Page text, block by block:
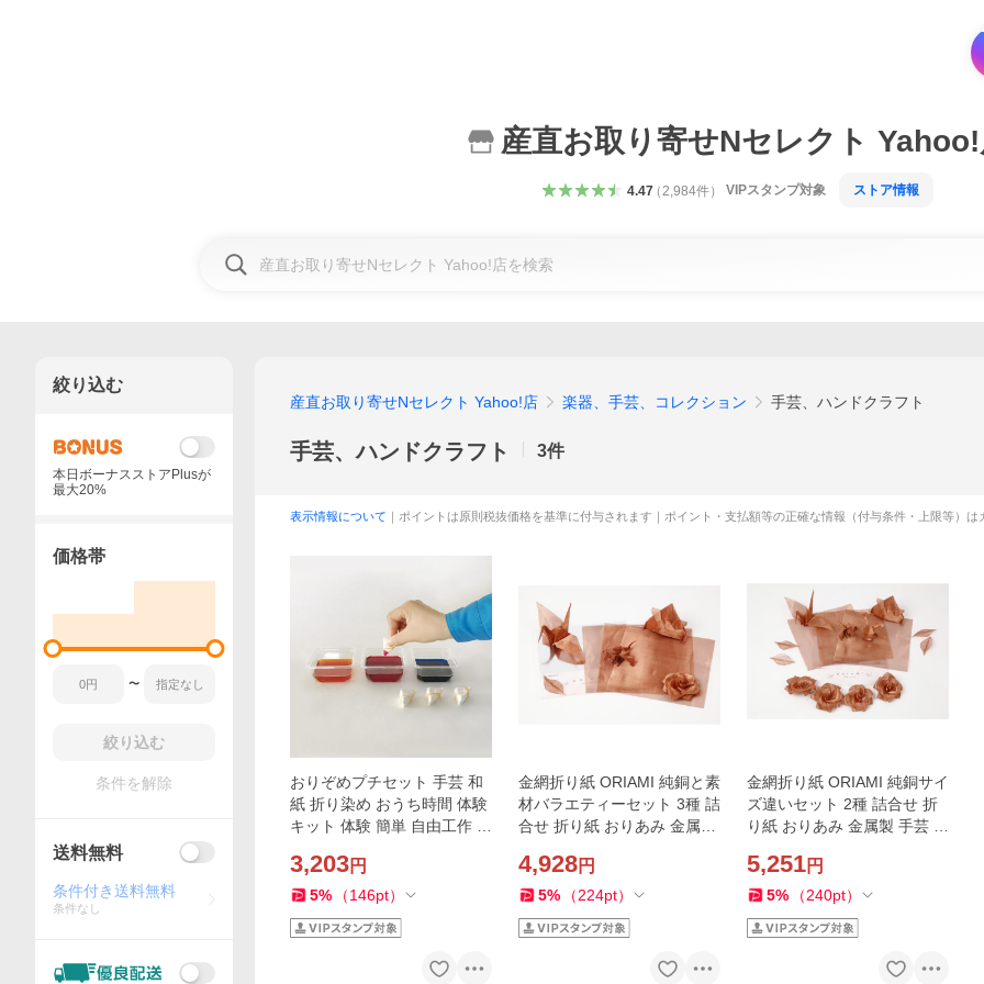
産直お取り寄せNセレクト
4.47（ 2,984件） VIPスタンプ対象 ストア情報
産直お取り寄せNセレクト Yahoo!店 楽器、手芸、コレクション 手芸、ハンドクラフト
手芸、ハンドクラフト 3件
表示情報について ｜ポイントは原則税抜価格を基準に付与されます｜ポイント・支払額等の正確な情報（付与条件・上限等）
おりぞめプチセット 手芸 和
紙 折り染め おうち時間 体験
キット 体験 簡単 自由工作 自
3,203円
5% （146pt）
金網折り紙 ORIAMI 純銅と素
材バラエティーセット 3種 詰
合せ 折り紙 おりあみ 金属製
4,928円
5% （224pt）
金網折り紙 ORIAMI 純銅サイ
ズ違いセット 2種 詰合せ 折
り紙 おりあみ 金属製 手芸 ク
5,251円
5% （240pt）
絞り込む
本日ボーナスストアPlusが
最大20%
価格帯
〜
絞り込む
条件を解除
送料無料
条件付き送料無料
条件なし